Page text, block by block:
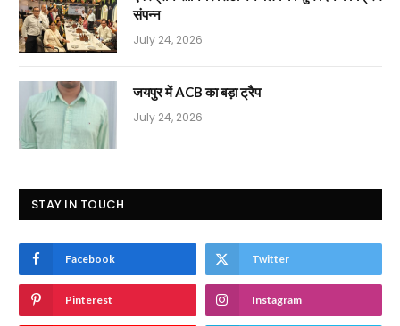
संपन्न
July 24, 2026
जयपुर में ACB का बड़ा ट्रैप
July 24, 2026
STAY IN TOUCH
Facebook Twitter
Pinterest Instagram